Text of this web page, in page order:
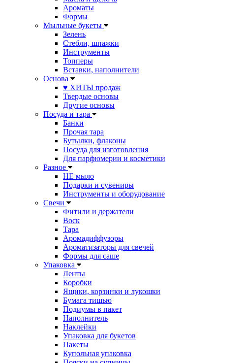
Ароматы
Формы
Мыльные букеты
Зелень
Стебли, шпажки
Инструменты
Топперы
Вставки, наполнители
Основа
♥ ХИТЫ продаж
Твердые основы
Другие основы
Посуда и тара
Банки
Прочая тара
Бутылки, флаконы
Посуда для изготовления
Для парфюмерии и косметики
Разное
НЕ мыло
Подарки и сувениры
Инструменты и оборудование
Свечи
Фитили и держатели
Воск
Тара
Аромадиффузоры
Ароматизаторы для свечей
Формы для саше
Упаковка
Ленты
Коробки
Ящики, корзинки и лукошки
Бумага тишью
Подиумы в пакет
Наполнитель
Наклейки
Упаковка для букетов
Пакеты
Купольная упаковка